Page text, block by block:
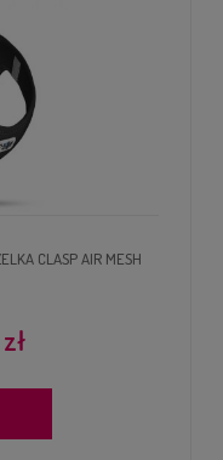
CLASP AIR MESH